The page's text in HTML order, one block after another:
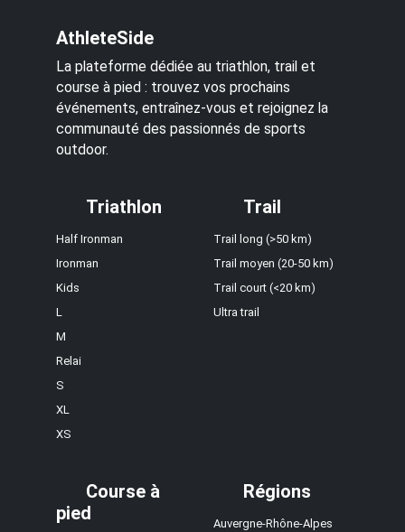
AthleteSide
La plateforme dédiée au triathlon, trail et
course à pied : trouvez vos prochains
événements, entraînez-vous et rejoignez la
communauté des passionnés de sports
outdoor.
Triathlon
Half Ironman
Ironman
Kids
L
M
Relai
S
XL
XS
Trail
Trail long (>50 km)
Trail moyen (20-50 km)
Trail court (<20 km)
Ultra trail
Course à
pied
Régions
Auvergne-Rhône-Alpes